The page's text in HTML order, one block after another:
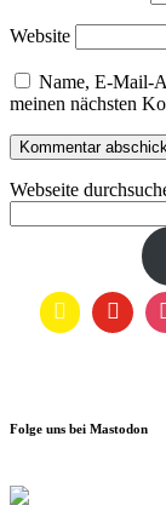
Website
Name, E-Mail-
meinen nächsten
Webseite
Folge uns bei Mastodon